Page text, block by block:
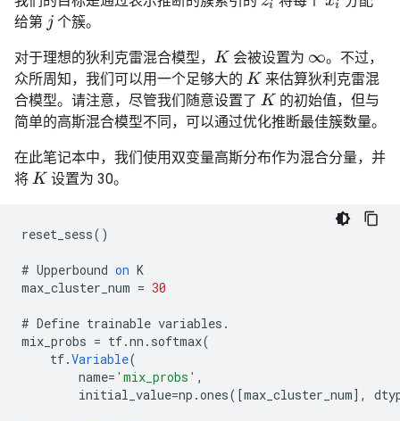
给第 j 个簇。
对于理想的狄利克雷混合模型， K 会被设置为 ∞。不过，
众所周知，我们可以用一个足够大的 K
来估算狄利克雷混
合模型。请注意，尽管我们随意设置了 K
的初始值，但与
简单的高斯混合模型不同，可以通过优化推断最佳簇数量。
在此笔记本中，我们使用双变量高斯分布作为混合分量，并
将 K 设置为 30。
reset_sess()
# Upperbound on K
max_cluster_num = 30
# Define trainable variables .
mix_probs = tf.nn . softmax(
tf.Variable(
name= 'mix_probs' ,
initial_value=np .ones( [max_cluster_num] ,